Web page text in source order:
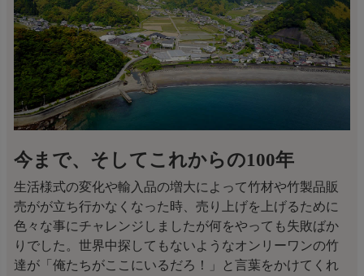
今まで、そしてこれからの100年
生活様式の変化や輸入品の増大によって竹材や竹製品販
売がが立ち行かなくなった時、売り上げを上げるために
色々な事にチャレンジしましたが何をやっても失敗ばか
りでした。世界中探してもないようなオンリーワンの竹
達が「俺たちがここにいるだろ！」と言葉をかけてくれ